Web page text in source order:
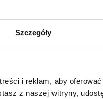
Szczegóły
i reklam, aby
z naszej witryny,